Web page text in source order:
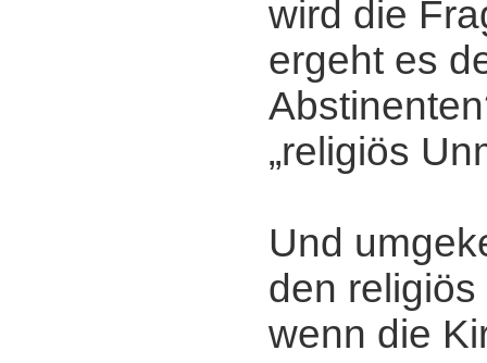
wird die
ergeht es
„religiös
Und
den
wenn die